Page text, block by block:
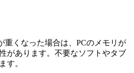
重くなった場合は、PCのメモリが
があります。不要なソフトやタブ
す。